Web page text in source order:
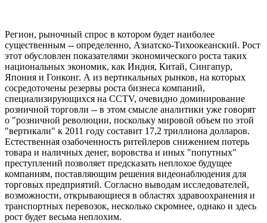
Регион, рыночный спрос в котором будет наиболее
существенным -- определенно, Азиатско-Тихоокеанский. Рост
этот обусловлен показателями экономического роста таких
национальных экономик, как Индия, Китай, Сингапур,
Япония и Гонконг. А из вертикальных рынков, на которых
сосредоточены резервы роста бизнеса компаний,
специализирующихся на CCTV, очевидно доминирование
розничной торговли -- в этом смысле аналитики уже говорят
о "розничной революции, поскольку мировой объем по этой
"вертикали" к 2011 году составит 17,2 триллиона долларов.
Естественная озабоченность ритейлеров снижением потерь
товара и наличных денег, воровства и иных "попутных"
преступлений позволяет предсказать неплохое будущее
компаниям, поставляющим решения видеонаблюдения для
торговых предприятий. Согласно выводам исследователей,
возможности, открывающиеся в областях здравоохранения и
транспортных перевозок, несколько скромнее, однако и здесь
рост будет весьма неплохим.